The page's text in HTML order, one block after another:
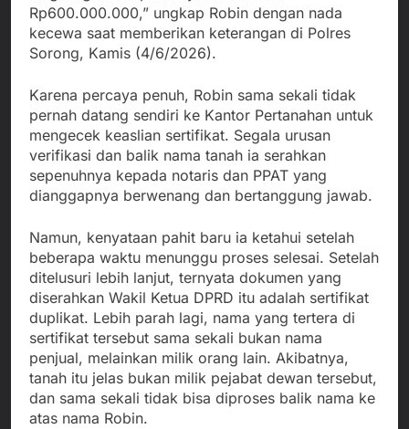
Rp600.000.000,” ungkap Robin dengan nada
kecewa saat memberikan keterangan di Polres
Sorong, Kamis (4/6/2026).
Karena percaya penuh, Robin sama sekali tidak
pernah datang sendiri ke Kantor Pertanahan untuk
mengecek keaslian sertifikat. Segala urusan
verifikasi dan balik nama tanah ia serahkan
sepenuhnya kepada notaris dan PPAT yang
dianggapnya berwenang dan bertanggung jawab.
Namun, kenyataan pahit baru ia ketahui setelah
beberapa waktu menunggu proses selesai. Setelah
ditelusuri lebih lanjut, ternyata dokumen yang
diserahkan Wakil Ketua DPRD itu adalah sertifikat
duplikat. Lebih parah lagi, nama yang tertera di
sertifikat tersebut sama sekali bukan nama
penjual, melainkan milik orang lain. Akibatnya,
tanah itu jelas bukan milik pejabat dewan tersebut,
dan sama sekali tidak bisa diproses balik nama ke
atas nama Robin.